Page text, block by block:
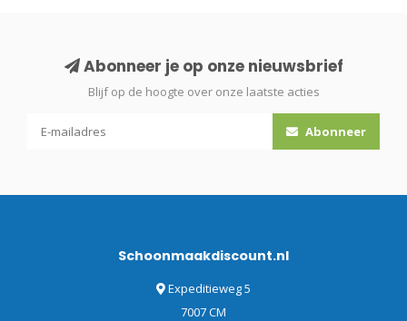
Abonneer je op onze nieuwsbrief
Blijf op de hoogte over onze laatste acties
Abonneer
Schoonmaakdiscount.nl
Expeditieweg 5
7007 CM